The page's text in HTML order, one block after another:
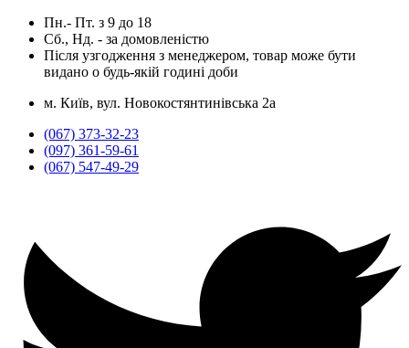
Пн.- Пт. з 9 до 18
Сб., Нд. - за домовленістю
Після узгодження з менеджером, товар може бути
видано о будь-якій годині доби
м. Київ, вул. Новокостянтинівська 2а
(067) 373-32-23
(097) 361-59-61
(067) 547-49-29